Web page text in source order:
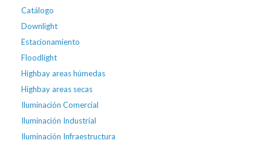
Catálogo
Downlight
Estacionamiento
Floodlight
Highbay areas húmedas
Highbay areas secas
Iluminación Comercial
Iluminación Industrial
Iluminación Infraestructura